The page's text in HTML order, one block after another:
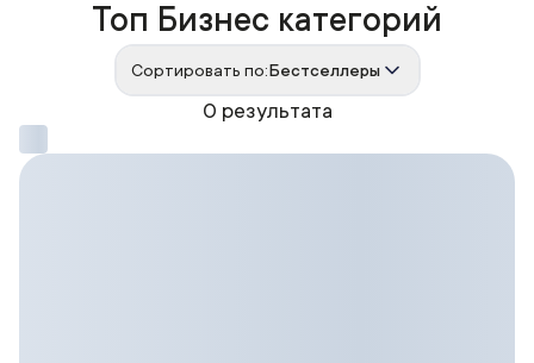
0 результата
Топ Бизнес категорий
Сортировать по:Бестселлеры